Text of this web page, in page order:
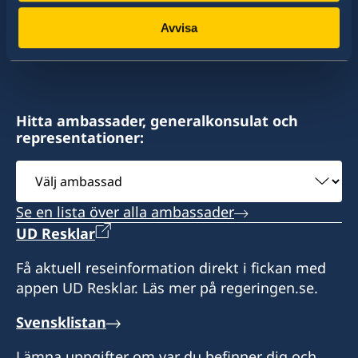
Avvisa
av dessa stater har Sverige ambassader och
konsulat. Sveriges utrikesrepresentation består
av drygt 100 utlandsmyndigheter.
Hitta ambassader, generalkonsulat och
representationer:
Välj
ambassad
Se en lista över alla ambassader
UD Resklar
Få aktuell reseinformation direkt i fickan med
appen UD Resklar. Läs mer på regeringen.se.
Svensklistan